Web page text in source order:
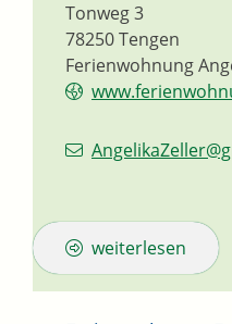
Ferienwohnung
Tonweg 3
78250Tengen
weiterlesen